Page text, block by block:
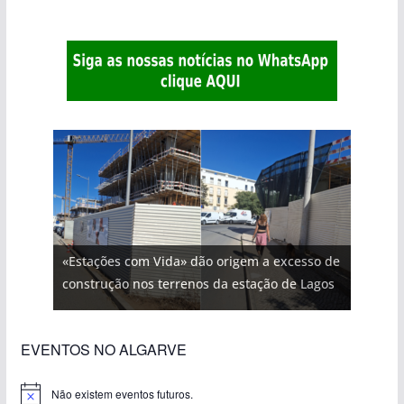
«Estações com Vida» dão origem a excesso de
construção nos terrenos da estação de Lagos
EVENTOS NO ALGARVE
Não existem eventos futuros.